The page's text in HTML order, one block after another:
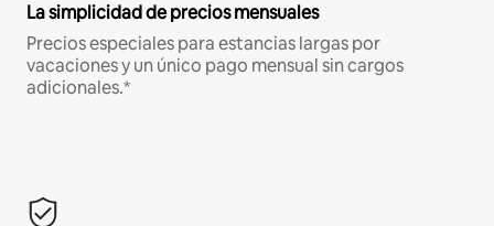
La simplicidad de precios mensuales
Precios especiales para estancias largas por
vacaciones y un único pago mensual sin cargos
adicionales.*